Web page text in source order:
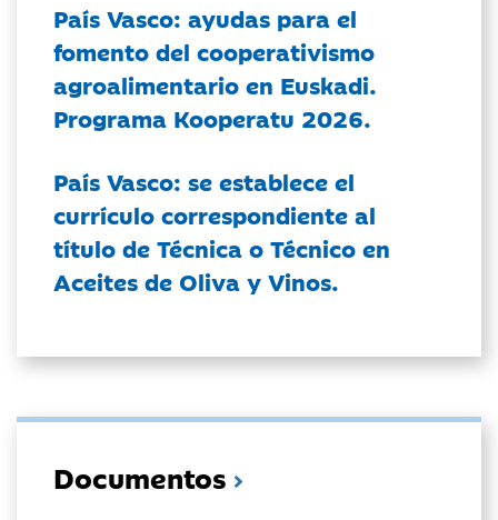
País Vasco: ayudas para el
fomento del cooperativismo
agroalimentario en Euskadi.
Programa Kooperatu 2026.
País Vasco: se establece el
currículo correspondiente al
título de Técnica o Técnico en
Aceites de Oliva y Vinos.
Documentos